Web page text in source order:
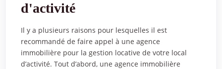
d'activité
Il y a plusieurs raisons pour lesquelles il est
recommandé de faire appel à une agence
immobilière pour la gestion locative de votre local
d’activité. Tout d’abord, une agence immobilière